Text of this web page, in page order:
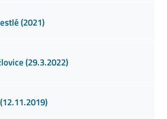
(2021)
(29.3.2022)